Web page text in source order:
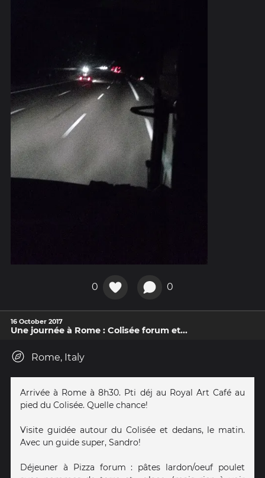
0 0
16 October 2017
Une journée à Rome : Colisée forum et...
Rome, Italy
Arrivée à Rome à 8h30. Pti déj au Royal Art Café au
pied du Colisée. Quelle chance!
Visite guidée autour du Colisée et dedans, le matin.
Avec un guide super, Sandro!
Déjeuner à Pizza forum : pâtes lardon/oeuf poulet